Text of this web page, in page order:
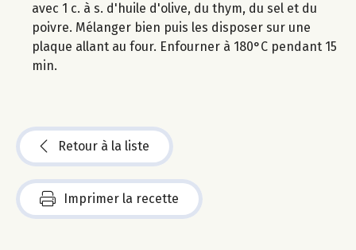
avec 1 c. à s. d'huile d'olive, du thym, du sel et du
poivre. Mélanger bien puis les disposer sur une
plaque allant au four. Enfourner à 180°C pendant 15
min.
Retour à la liste
Imprimer la recette